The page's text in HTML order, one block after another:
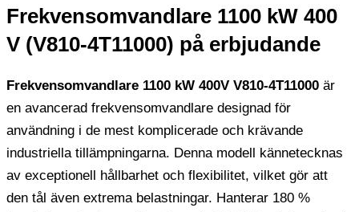
Frekvensomvandlare 1100 kW 400
V (V810-4T11000) på ​​erbjudande
Frekvensomvandlare 1100 kW 400V V810-4T11000 är
en avancerad frekvensomvandlare designad för
användning i de mest komplicerade och krävande
industriella tillämpningarna. Denna modell kännetecknas
av exceptionell hållbarhet och flexibilitet, vilket gör att
den tål även extrema belastningar. Hanterar 180 %